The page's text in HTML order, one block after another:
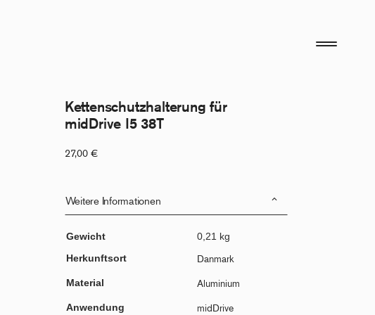
Kettenschutzhalterung für
midDrive I5 38T
27,00 €
Weitere Informationen
Gewicht
0,21 kg
Herkunftsort
Danmark
Material Aluminium
Anwendung midDrive